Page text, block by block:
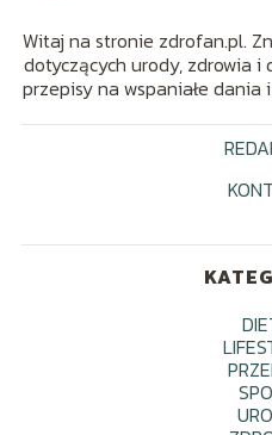
Witaj na stronie zdrofan.pl.
dotyczących urody, zdrowia
przepisy na wspaniałe dania